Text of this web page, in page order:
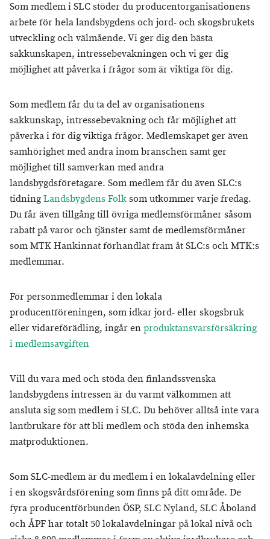
Som medlem i SLC stöder du producentorganisationens
arbete för hela landsbygdens och jord- och skogsbrukets
utveckling och välmående. Vi ger dig den bästa
sakkunskapen, intressebevakningen och vi ger dig
möjlighet att påverka i frågor som är viktiga för dig.
Som medlem får du ta del av organisationens
sakkunskap, intressebevakning och får möjlighet att
påverka i för dig viktiga frågor. Medlemskapet ger även
samhörighet med andra inom branschen samt ger
möjlighet till samverkan med andra
landsbygdsföretagare. Som medlem får du även SLC:s
tidningLandsbygdens Folksom utkommer varje fredag.
Du får även tillgång till övriga medlemsförmåner såsom
rabatt på varor och tjänster samt de medlemsförmåner
som MTK Hankinnat förhandlat fram åt SLC:s och MTK:s
medlemmar.
För personmedlemmar i den lokala
producentföreningen, som idkar jord- eller skogsbruk
eller vidareförädling, ingår enproduktansvarsförsäkring
i medlemsavgiften
Vill du vara med och stöda den finlandssvenska
landsbygdens intressen är du varmt välkommen att
ansluta sig som medlem i SLC. Du behöver alltså inte vara
lantbrukare för att bli medlem och stöda den inhemska
matproduktionen.
Som SLC-medlem är du medlem i en lokalavdelning eller
i en skogsvårdsförening som finns på ditt område. De
fyra producentförbunden ÖSP, SLC Nyland, SLC Åboland
och ÅPF har totalt 50 lokalavdelningar på lokal nivå och